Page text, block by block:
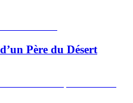
Père du Désert